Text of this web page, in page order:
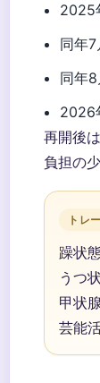
2025
同年
同年
2026
再開後
負担の
トレ
躁状
うつ
甲状
芸能